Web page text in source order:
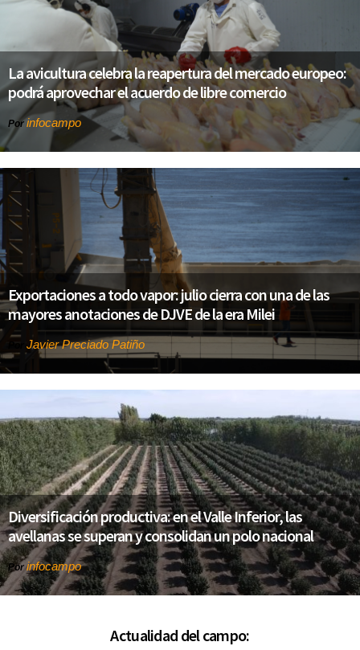
La avicultura celebra la reapertura del mercado europeo:
podrá aprovechar el acuerdo de libre comercio
Por infocampo
Exportaciones a todo vapor: julio cierra con una de las
mayores anotaciones de DJVE de la era Milei
Javier Preciado Patiño
Diversificación productiva: en el Valle Inferior, las
avellanas se superan y consolidan un polo nacional
Porinfocampo
Actualidad del campo: